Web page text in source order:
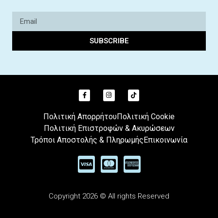
SUBSCRIBE
Πολιτική Απορρήτου Πολιτική Cookie
Πολιτική Επιστροφών & Ακυρώσεων
Τρόποι Αποστολής & Πληρωμής Επικοινωνία
Copyright 2026 © All rights Reserved